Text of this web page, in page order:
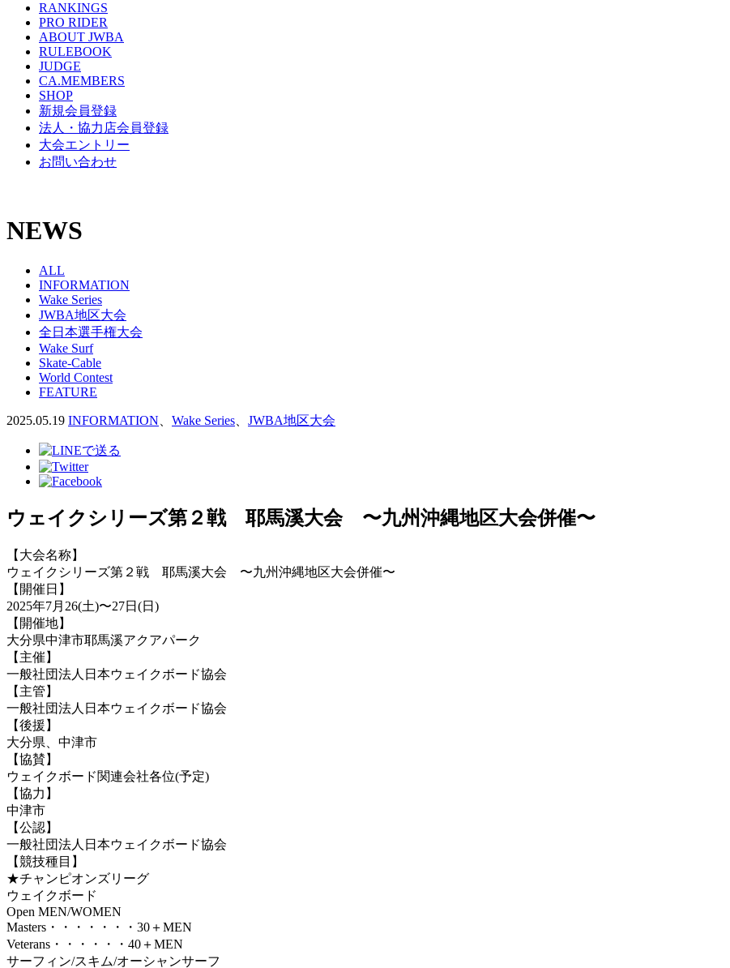
RANKINGS
PRO RIDER
ABOUT JWBA
RULEBOOK
JUDGE
CA.MEMBERS
SHOP
新規会員登録
法人・協力店会員登録
大会エントリー
お問い合わせ
NEWS
ALL
INFORMATION
Wake Series
JWBA地区大会
全日本選手権大会
Wake Surf
Skate-Cable
World Contest
FEATURE
2025.05.19 INFORMATION Wake Series JWBA地区大会
ウェイクシリーズ第２戦 耶馬溪大会 〜九州沖縄地区大会併催〜
【大会名称】
ウェイクシリーズ第２戦 耶馬溪大会 〜九州沖縄地区大会併催〜
【開催日】
2025年7月26(土)〜27日(日)
【開催地】
大分県中津市耶馬溪アクアパーク
【主催】
一般社団法人日本ウェイクボード協会
【主管】
一般社団法人日本ウェイクボード協会
【後援】
大分県、中津市
【協賛】
ウェイクボード関連会社各位(予定)
【協力】
中津市
【公認】
一般社団法人日本ウェイクボード協会
【競技種目】
★チャンピオンズリーグ
ウェイクボード
Open MEN/WOMEN
Masters・・・・・・・30＋MEN
Veterans・・・・・・40＋MEN
サーフィン/スキム/オーシャンサーフ